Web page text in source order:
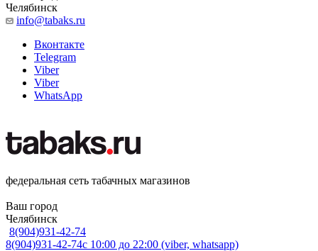
Челябинск
info@tabaks.ru
Вконтакте
Telegram
Viber
Viber
WhatsApp
федеральная сеть табачных магазинов
Ваш город
Челябинск
8(904)931-42-74
8(904)931-42-74с 10:00 до 22:00 (viber, whatsapp)